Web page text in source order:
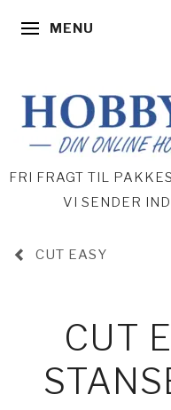
SKIFTE
MENU
FRI FRAGT TIL
VI SENDER
CUT EASY
CUT